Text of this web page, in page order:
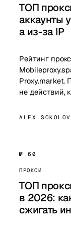
ТОП
аккаунты
а из-за IP
Рейтинг
Proxy.market.
не действий,
ALEX
№ 60
ПРОКСИ
ТОП
в 2026:
сжигать